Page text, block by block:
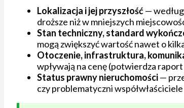
Lokalizacja i jej przyszłość—
droższe niż w mniejszych
Stan techniczny, standard
mogą zwiększyć wartość nawet o
Otoczenie, infrastruktura,
wpływają na cenę (potwierdza
Status prawny nieruchomości—
czy problematyczni